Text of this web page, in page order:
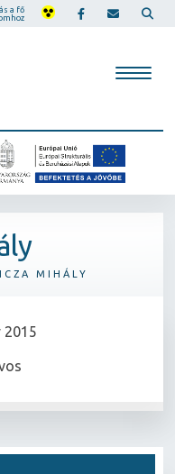
a fő
MIHÁLY
2015